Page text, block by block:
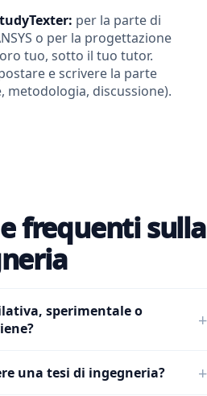
per la parte di
o per la progettazione
tuo, sotto il tuo tutor.
e scrivere la parte
metodologia, discussione).
frequenti sulla
sperimentale o
una tesi di ingegneria?